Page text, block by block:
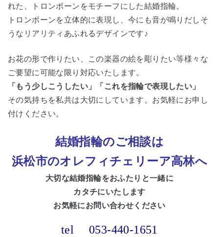
れた、トロンボーンをモチーフにした結婚指輪。
トロンボーンを立体的に表現し、 今にも音が鳴りだしそ
うなリアリティあふれるデザインです♪
お花の形で作りたい、この楽器の絵を彫りたい等様々な
ご要望に可能な限り対応いたします。
「もう少しこうしたい」「これを指輪で表現したい」
その気持ちを私共は大切にしています。お気軽にお申し
付けください。
結婚指輪のご相談は
浜松市のオレフィチェリーア高林へ
大切な結婚指輪をおふたりと一緒に
カタチにいたします
お気軽にお問い合わせください
tel 053-440-1651